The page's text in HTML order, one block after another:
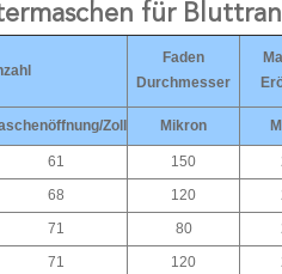
für
Faden
Durchmesser
Zoll Mikron
61 150
68 120
71 80
71 120